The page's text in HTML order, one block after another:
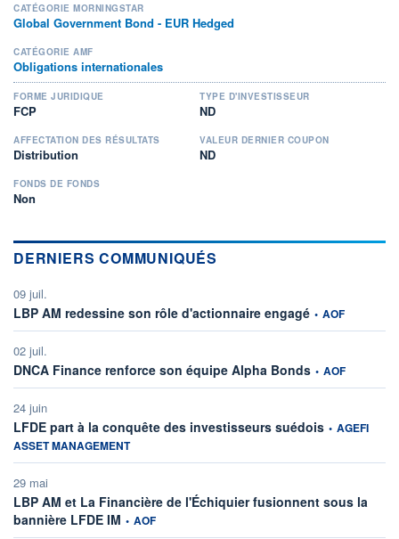
CATÉGORIE MORNINGSTAR
Global Government Bond - EUR Hedged
CATÉGORIE AMF
Obligations internationales
FORME JURIDIQUE
FCP
TYPE D'INVESTISSEUR
ND
AFFECTATION DES RÉSULTATS
Distribution
VALEUR DERNIER COUPON
ND
FONDS DE FONDS
Non
DERNIERS COMMUNIQUÉS
09 juil.
LBP AM redessine son rôle d'actionnaire engagé information
• AOF
02 juil.
DNCA Finance renforce son équipe Alpha Bonds information
• AOF
24 juin
LFDE part à la conquête des investisseurs suédois information
• AGEFI
ASSET MANAGEMENT
29 mai
LBP AM et La Financière de l'Échiquier fusionnent sous la
bannière LFDE IM information fournie par
• AOF